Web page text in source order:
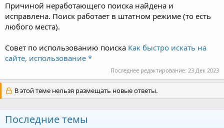
Причиной неработающего поиска найдена и
исправлена. Поиск работает в штатном режиме (то есть
любого места).
Совет по использованию поиска Как быстро искать на
сайте, использование *
Последнее редактирование: 23 Дек 2023
В этой теме нельзя размещать новые ответы.
Последние темы